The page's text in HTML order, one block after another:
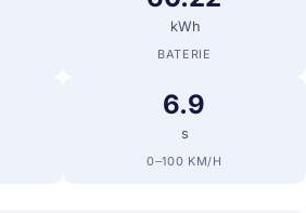
kWh
BATERIE
6.9
s
0–100 KM/H